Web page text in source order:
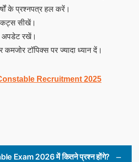
के प्रश्नपत्र हल करें।
सीखें।
रखें।
कमजोर टॉपिक्स पर ज्यादा ध्यान दें।
Recruitment 2025
Exam 2026 में कितने प्रश्न होंगे?